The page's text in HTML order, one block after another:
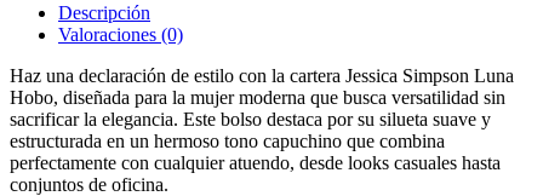
Descripción
Valoraciones (0)
Haz una declaración de estilo con la cartera Jessica Simpson Luna
Hobo, diseñada para la mujer moderna que busca versatilidad sin
sacrificar la elegancia. Este bolso destaca por su silueta suave y
estructurada en un hermoso tono capuchino que combina
perfectamente con cualquier atuendo, desde looks casuales hasta
conjuntos de oficina.